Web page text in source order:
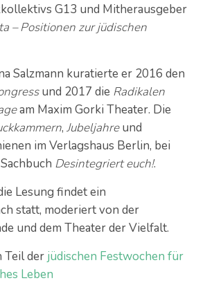
G13 und Mitherausgeber
– Positionen zur jüdischen
Salzmann kuratierte er 2016 den
und 2017 die Radikalen
am Maxim Gorki Theater. Die
, Jubeljahreund
im Verlagshaus Berlin, bei
Desintegriert euch!.
Lesung findet ein
statt, moderiert von der
und dem Theater der Vielfalt.
Teil der jüdischen Festwochen für
Leben